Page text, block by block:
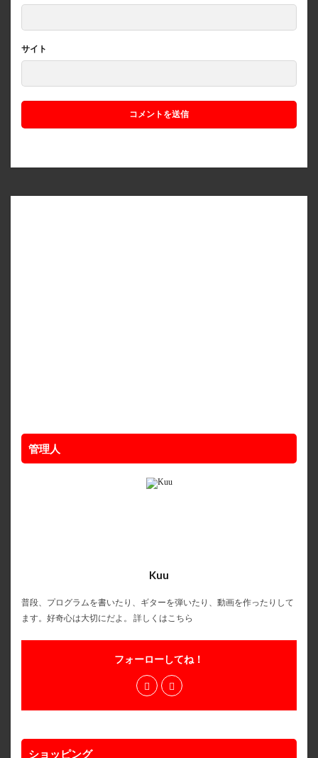
サイト
管理人
Kuu
普段、プログラムを書いたり、ギターを弾いたり、動画を作ったりして
ます。好奇心は大切にだよ。 詳しくはこちら
フォーローしてね！
ショッピング